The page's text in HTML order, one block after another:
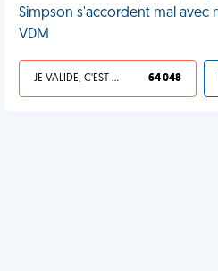
Simpson s'accordent mal avec
VDM
JE VALIDE, C'EST UNE VDM 64 048